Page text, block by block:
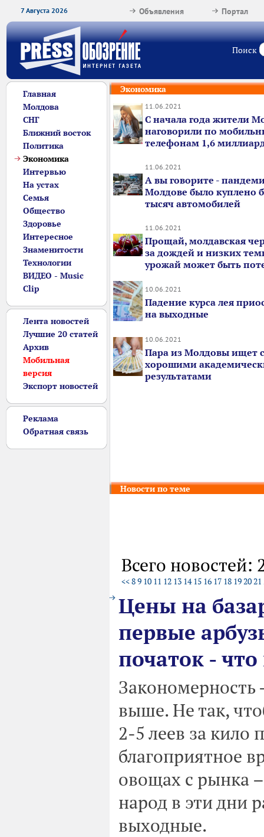
7 Августа 2026 Портал
Объявления
Поиск
Главная
Молдова
СНГ
Ближний восток
Политика
Экономика
Интервью
На устах
Семья
Общество
Здоровье
Интересное
Знаменитости
Технологии
ВИДЕО - Music
Clip
Лента новостей
Лучшие 20 статей
Архив
Мобильная
версия
Экспорт новостей
Реклама
Обратная связь
Экономика
11.06.2021
С начала года жители
наговорили по
телефонам 1,6
11.06.2021
А вы говорите -
Молдове было куплено
тысяч автомобилей
11.06.2021
Прощай, молдавская
за дождей и низких
урожай может быть
10.06.2021
Падение курса лея
на выходные
10.06.2021
Пара из Молдовы ищет
хорошими
результатами
Новости по теме
Всего новостей:
<<89 10 11 12 13 14 15 16 17 18 192021
Цены на
первые
початок -
выше. Не так,
2-5 леев за кило
благоприятное
овощах с рынка
народ в эти дни
выходные.